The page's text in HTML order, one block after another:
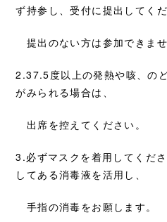
ず持参し、受付に提出してくだ
提出のない方は参加できませ
2.37.5度以上の発熱や咳、の
がみられる場合は、
出席を控えてください。
3.必ずマスクを着用してくだ
してある消毒液を活用し、
手指の消毒をお願します。